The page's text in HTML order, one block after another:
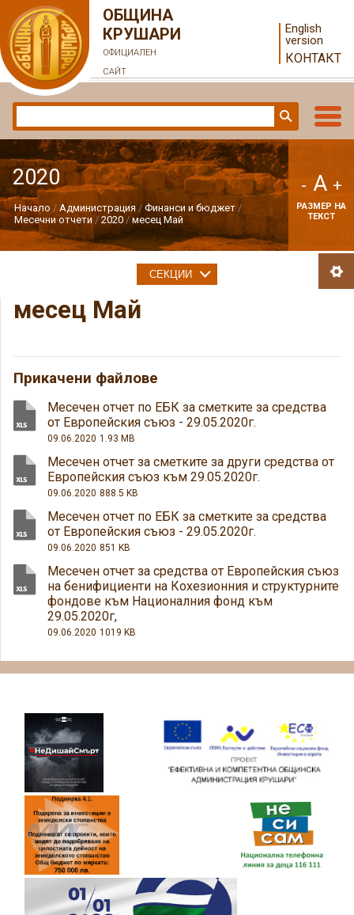
ОБЩИНА
КРУШАРИ
ОФИЦИАЛЕН
САЙТ
English
version
КОНТАКТ
2020
Начало Администрация
Финанси и бюджет
Месечни отчети
2020 месец Май
- A +
РАЗМЕР НА
ТЕКСТ
месец Май
Прикачени файлове
Месечен отчет по ЕБК за сметките за средства
от Европейския съюз - 29.05.2020г.
09.06.2020 1.93 MB
Месечен отчет за сметките за други средства от
Европейския съюз към 29.05.2020г.
09.06.2020 888.5 KB
Месечен отчет по ЕБК за сметките за средства
от Европейския съюз - 29.05.2020г.
09.06.2020 851 KB
Месечен отчет за средства от Европейския съюз
на бенифициенти на Кохезионния и структурните
фондове към Националния фонд към
29.05.2020г,
09.06.2020 1019 KB
СЕКЦИИ